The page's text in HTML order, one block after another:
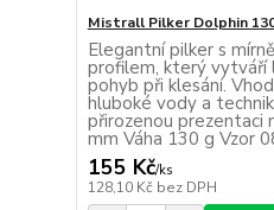
Mistrall Pilker Dolphin
Elegantní pilker s
profilem, který vytváří
pohyb při klesání.
hluboké vody a
přirozenou prezentaci
mm Váha 130 g Vzor
155 Kč/ks
128,10 Kč bez DPH